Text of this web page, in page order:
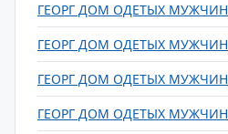
ГЕОРГ ДОМ ОДЕТЫХ МУЖЧИН
ГЕОРГ ДОМ ОДЕТЫХ МУЖЧИН
ГЕОРГ ДОМ ОДЕТЫХ МУЖЧИН
ГЕОРГ ДОМ ОДЕТЫХ МУЖЧИН